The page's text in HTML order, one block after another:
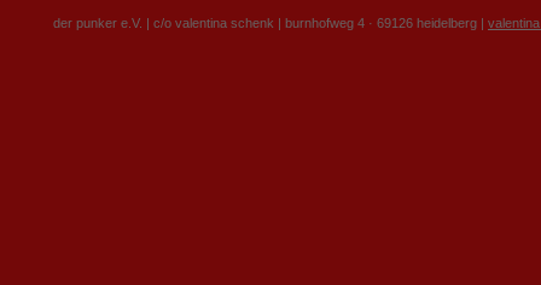
der punker e.V. | c/o valentina schenk | burnhofweg 4 · 69126 heidelberg |